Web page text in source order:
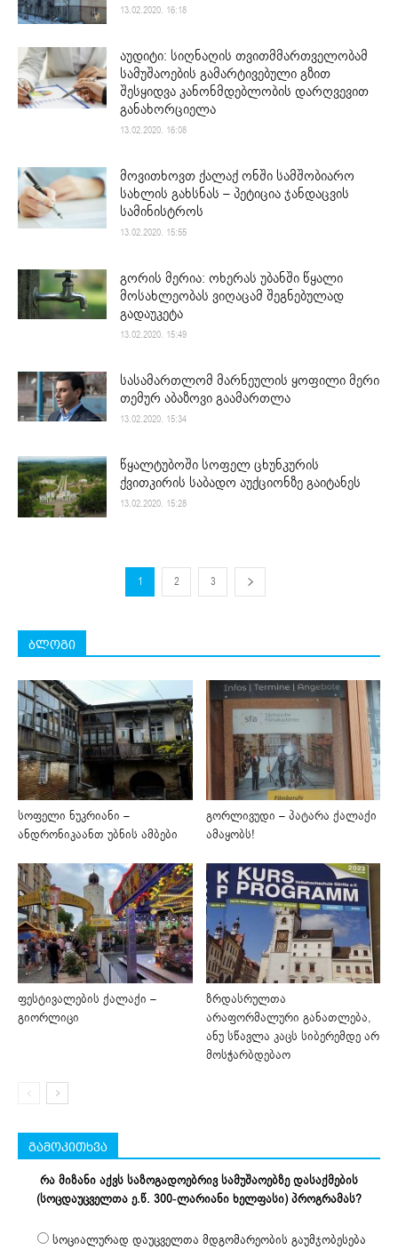
13.02.2020. 16:18
აუდიტი: სიღნაღის თვითმმართველობამ
სამუშაოების გამარტივებული გზით
შესყიდვა კანონმდებლობის დარღვევით
განახორციელა
13.02.2020. 16:08
მოვითხოვთ ქალაქ ონში სამშობიარო
სახლის გახსნას – პეტიცია ჯანდაცვის
სამინისტროს
13.02.2020. 15:55
გორის მერია: ოხერას უბანში წყალი
მოსახლეობას ვიღაცამ შეგნებულად
გადაუკეტა
13.02.2020. 15:49
სასამართლომ მარნეულის ყოფილი მერი
თემურ აბაზოვი გაამართლა
13.02.2020. 15:34
წყალტუბოში სოფელ ცხუნკურის
ქვითკირის საბადო აუქციონზე გაიტანეს
13.02.2020. 15:28
1 2 3
ბლოგი
სოფელი ნუკრიანი –
ანდრონიკაანთ უბნის ამბები
გორლივუდი – პატარა ქალაქი
ამაყობს!
ფესტივალების ქალაქი –
გიორლიცი
ზრდასრულთა
არაფორმალური განათლება,
ანუ სწავლა კაცს სიბერემდე არ
მოსჭარბდებაო
გამოკითხვა
რა მიზანი აქვს საზოგადოებრივ სამუშაოებზე დასაქმების
(სოცდაუცველთა ე.წ. 300-ლარიანი ხელფასი) პროგრამას?
სოციალურად დაუცველთა მდგომარეობის გაუმჯობესება